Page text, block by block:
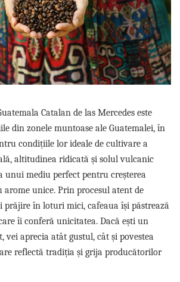
Catalan de las Mercedes este
din zonele muntoase ale Guatemalei, în
condițiile lor ideale de cultivare a
altitudinea ridicată și solul vulcanic
unui mediu perfect pentru creșterea
arome unice. Prin procesul atent de
prăjire în loturi mici, cafeaua își păstrează
îi conferă unicitatea. Dacă ești un
vei aprecia atât gustul, cât și povestea
reflectă tradiția și grija producătorilor